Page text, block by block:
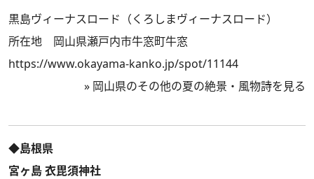
黒島ヴィーナスロード（くろしまヴィーナスロード）
所在地 岡山県瀬戸内市牛窓町牛窓
https://www.okayama-kanko.jp/spot/11144
» 岡山県のその他の夏の絶景・風物詩を見る
◆島根県
宮ヶ島 衣毘須神社